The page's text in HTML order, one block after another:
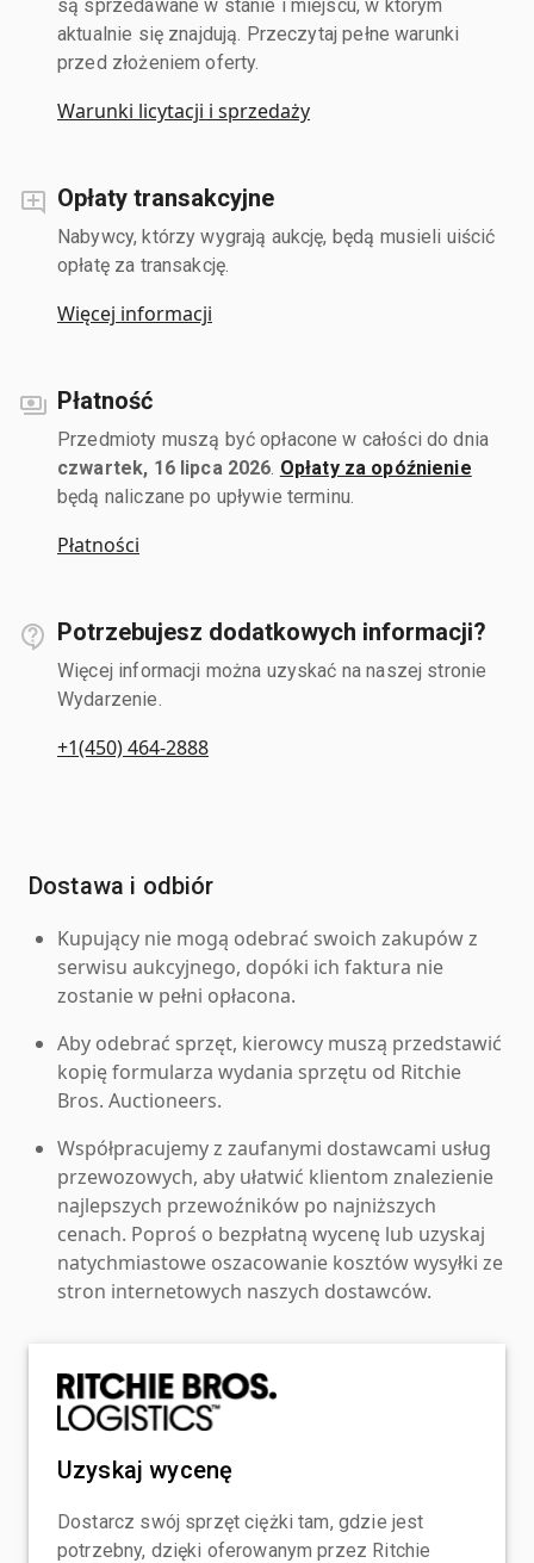
są sprzedawane w stanie i miejscu, w którym
aktualnie się znajdują. Przeczytaj pełne warunki
przed złożeniem oferty.
Warunki licytacji i sprzedaży
Opłaty transakcyjne
Nabywcy, którzy wygrają aukcję, będą musieli uiścić
opłatę za transakcję.
Więcej informacji
Płatność
Przedmioty muszą być opłacone w całości do dnia
czwartek, 16 lipca 2026 Opłaty za opóźnienie
będą naliczane po upływie terminu.
Płatności
Potrzebujesz dodatkowych informacji?
Więcej informacji można uzyskać na naszej stronie
Wydarzenie.
+1(450) 464-2888
Dostawa i odbiór
Kupujący nie mogą odebrać swoich zakupów z
serwisu aukcyjnego, dopóki ich faktura nie
zostanie w pełni opłacona.
Aby odebrać sprzęt, kierowcy muszą przedstawić
kopię formularza wydania sprzętu od Ritchie
Bros. Auctioneers.
Współpracujemy z zaufanymi dostawcami usług
przewozowych, aby ułatwić klientom znalezienie
najlepszych przewoźników po najniższych
cenach. Poproś o bezpłatną wycenę lub uzyskaj
natychmiastowe oszacowanie kosztów wysyłki ze
stron internetowych naszych dostawców.
Uzyskaj wycenę
Dostarcz swój sprzęt ciężki tam, gdzie jest
potrzebny, dzięki oferowanym przez Ritchie